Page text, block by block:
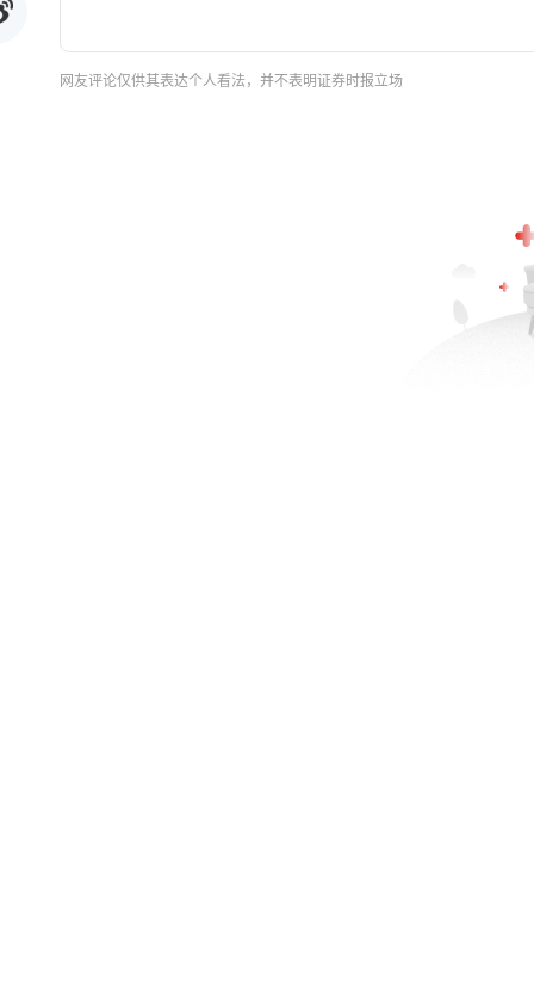
网友评论仅供其表达个人看法，并不表明证券时报立场